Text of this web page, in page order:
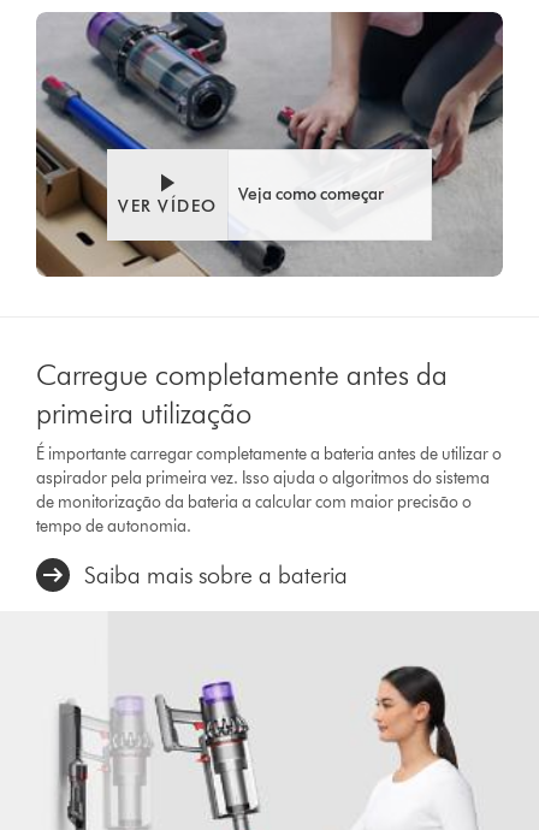
VER VÍDEO
Veja como começar
Carregue completamente antes da
primeira utilização
É importante carregar completamente a bateria antes de utilizar o
aspirador pela primeira vez. Isso ajuda o algoritmos do sistema
de monitorização da bateria a calcular com maior precisão o
tempo de autonomia.
Saiba mais sobre a bateria